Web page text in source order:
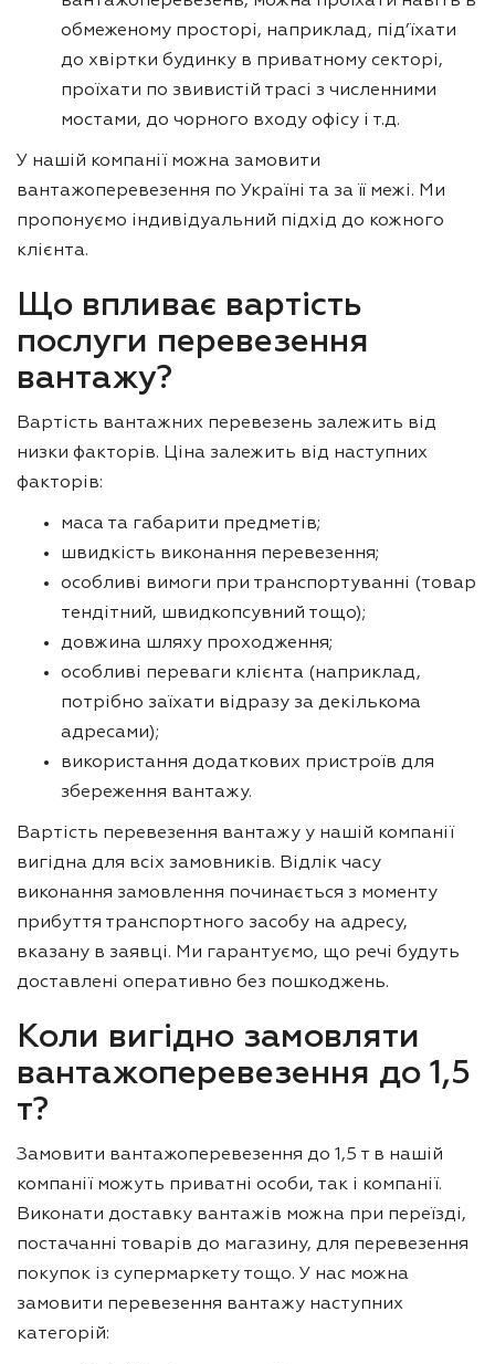
обмеженому просторі, наприклад, під’їхати
до хвіртки будинку в приватному секторі,
проїхати по звивистій трасі з численними
мостами, до чорного входу офісу і т.д.
У нашій компанії можна замовити
вантажоперевезення по Україні та за її межі. Ми
пропонуємо індивідуальний підхід до кожного
клієнта.
Що впливає вартість
послуги перевезення
вантажу?
Вартість вантажних перевезень залежить від
низки факторів. Ціна залежить від наступних
факторів:
маса та габарити предметів;
швидкість виконання перевезення;
особливі вимоги при транспортуванні (товар
тендітний, швидкопсувний тощо);
довжина шляху проходження;
особливі переваги клієнта (наприклад,
потрібно заїхати відразу за декількома
адресами);
використання додаткових пристроїв для
збереження вантажу.
Вартість перевезення вантажу у нашій компанії
вигідна для всіх замовників. Відлік часу
виконання замовлення починається з моменту
прибуття транспортного засобу на адресу,
вказану в заявці. Ми гарантуємо, що речі будуть
доставлені оперативно без пошкоджень.
Коли вигідно замовляти
вантажоперевезення до 1,5
т?
Замовити вантажоперевезення до 1,5 т в нашій
компанії можуть приватні особи, так і компанії.
Виконати доставку вантажів можна при переїзді,
постачанні товарів до магазину, для перевезення
покупок із супермаркету тощо. У нас можна
замовити перевезення вантажу наступних
категорій: